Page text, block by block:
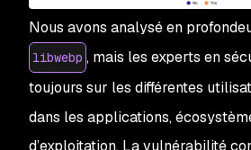
Nous avons analysé en
libwebp , mais les experts en
toujours sur les différentes
dans les applications,
d’exploitation. La vulnérabilité